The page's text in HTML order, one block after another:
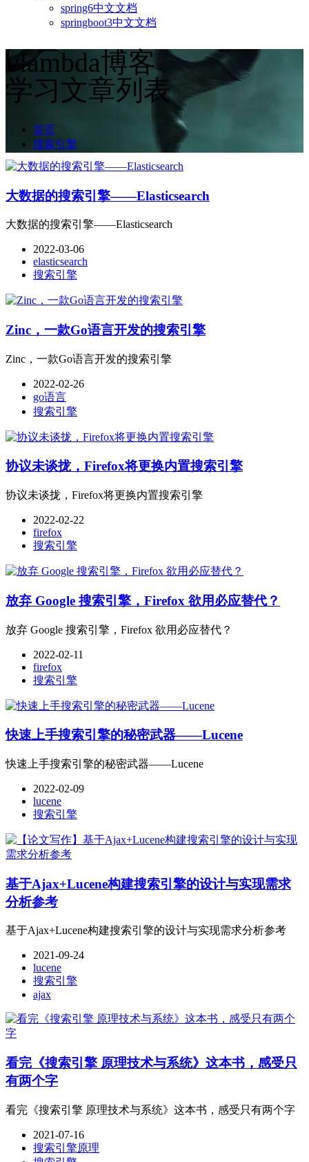
spring6中文文档
springboot3中文文档
vlambda博客
学习文章列表
首页
搜索引擎
大数据的搜索引擎——Elasticsearch
大数据的搜索引擎——Elasticsearch
2022-03-06
elasticsearch
搜索引擎
Zinc，一款Go语言开发的搜索引擎
Zinc，一款Go语言开发的搜索引擎
2022-02-26
go语言
搜索引擎
协议未谈拢，Firefox将更换内置搜索引擎
协议未谈拢，Firefox将更换内置搜索引擎
2022-02-22
firefox
搜索引擎
放弃 Google 搜索引擎，Firefox 欲用必应替代？
放弃 Google 搜索引擎，Firefox 欲用必应替代？
2022-02-11
firefox
搜索引擎
快速上手搜索引擎的秘密武器——Lucene
快速上手搜索引擎的秘密武器——Lucene
2022-02-09
lucene
搜索引擎
基于Ajax+Lucene构建搜索引擎的设计与实现需求
分析参考
基于Ajax+Lucene构建搜索引擎的设计与实现需求分析参考
2021-09-24
lucene
搜索引擎
ajax
看完《搜索引擎 原理技术与系统》这本书，感受只
有两个字
看完《搜索引擎 原理技术与系统》这本书，感受只有两个字
2021-07-16
搜索引擎原理